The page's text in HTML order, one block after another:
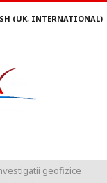
(UK, INTERNATIONAL)
geofizice